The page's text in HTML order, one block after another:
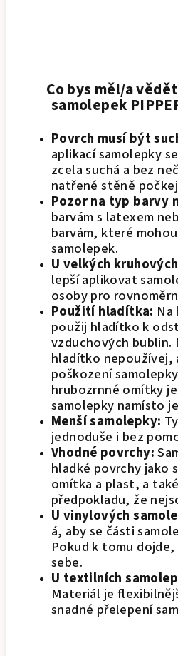
Co bys měl/a
samolepek
Povrch musí být
aplikací samolepky
zcela suchá a bez
natřené stěně
Pozor na typ barvy
barvám s latexem
barvám, které
samolepek.
U velkých
lepší aplikovat
osoby pro
Použití hladítka:
použij hladítko k
vzduchových bublin.
hladítko nepoužívej,
poškození
hrubozrnné omítky
samolepky namísto
Menší samolepky:
jednoduše i bez
Vhodné povrchy:
hladké povrchy jako
omítka a plast, a
předpokladu, že
U vinylových
á, aby se části
Pokud k tomu
sebe.
U textilních
Materiál je
snadné přelepení